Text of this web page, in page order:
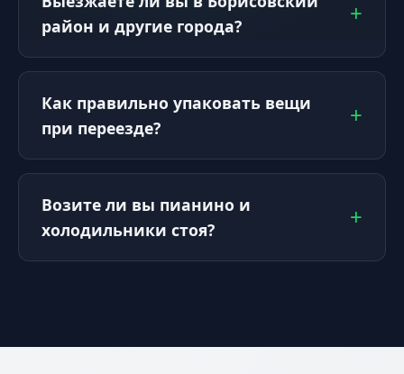
район и другие города?
Как правильно упаковать вещи
при переезде?
Возите ли вы пианино и
холодильники стоя?